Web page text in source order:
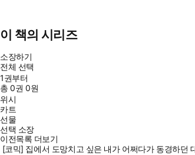
이 책의 시리즈
소장하기
전체 선택
1권부터
총0권 0원
위시
카트
선물
선택 소장
이전목록 더보기
[코믹] 집에서 도망치고 싶은 내가 어쩌다가 동경하던